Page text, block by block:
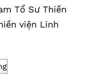
Tổ Sư Thiền
viện Linh